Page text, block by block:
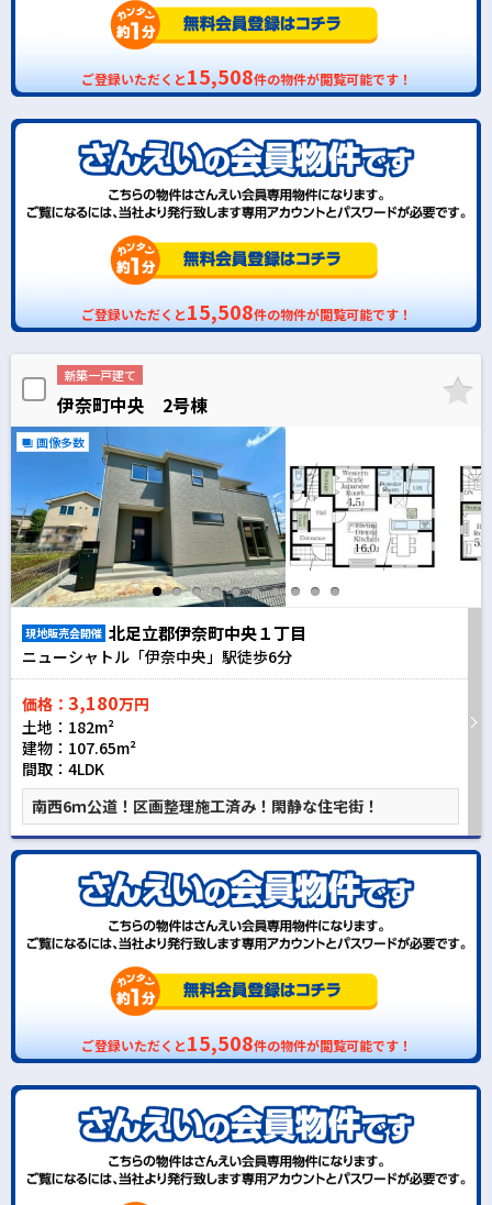
ご登録いただくと15,508件の物件が閲覧可能です！
ご登録いただくと15,508件の物件が閲覧可能です！
新築一戸建て
伊奈町中央 2号棟
画像多数
現地販売会開催 北足立郡伊奈町中央１丁目
ニューシャトル「伊奈中央」駅徒歩6分
価格： 3,180万円
土地：182m²
建物：107.65m²
間取：4LDK
南西6ｍ公道！区画整理施工済み！閑静な住宅街！
ご登録いただくと15,508件の物件が閲覧可能です！